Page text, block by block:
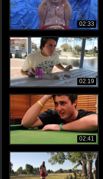
02:33
02:19
02:41